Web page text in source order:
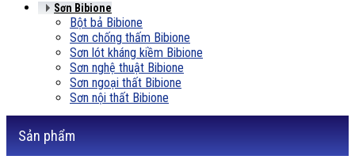
Sơn Bibione
Bột bả Bibione
Sơn chống thấm Bibione
Sơn lót kháng kiềm Bibione
Sơn nghệ thuật Bibione
Sơn ngoại thất Bibione
Sơn nội thất Bibione
Sản phẩm